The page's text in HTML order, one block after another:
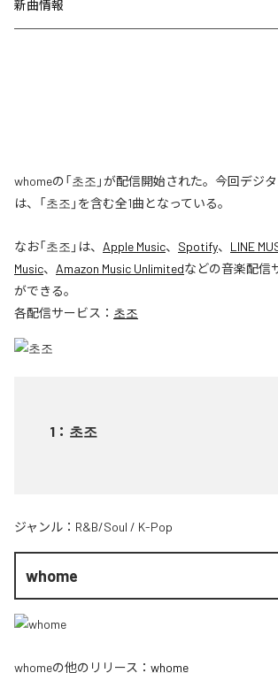
新曲情報
whomeの「초조」が配信開始された。今回デジ
は、「초조」を含む全1曲となっている。
なお「초조 」は、 Apple Music、 Spotify、 LINE
Music、 Amazon Music Unlimitedなどの音楽配信
ができる。
各配信サービス： 초조
1 ： 초조
ジャンル： R&B/Soul / K-Pop
whome
whomeの他のリリース： whome